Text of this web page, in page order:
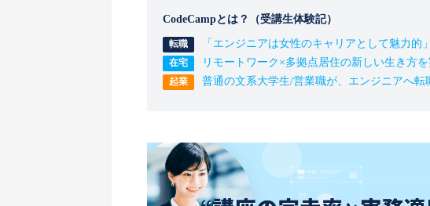
CodeCampとは？（受講生体験記）
「エンジニアは女性のキャリアとして魅力的
リモートワーク×多拠点居住の新しい生き方
普通の文系大学生/営業職が、エンジニアへ